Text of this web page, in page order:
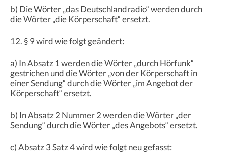
b) Die Wörter „das Deutschlandradio“ werden durch
die Wörter „die Körperschaft“ ersetzt.
12. § 9 wird wie folgt geändert:
a) In Absatz 1 werden die Wörter „durch Hörfunk“
gestrichen und die Wörter „von der Körperschaft in
einer Sendung“ durch die Wörter „im Angebot der
Körperschaft“ ersetzt.
b) In Absatz 2 Nummer 2 werden die Wörter „der
Sendung“ durch die Wörter „des Angebots“ ersetzt.
c) Absatz 3 Satz 4 wird wie folgt neu gefasst: